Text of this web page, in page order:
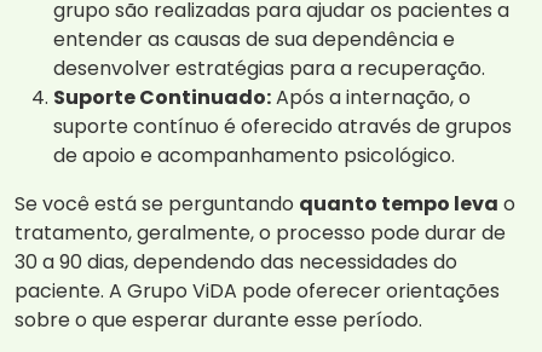
grupo são realizadas para ajudar os pacientes a
entender as causas de sua dependência e
desenvolver estratégias para a recuperação.
Suporte Continuado:Após a internação, o
suporte contínuo é oferecido através de grupos
de apoio e acompanhamento psicológico.
Se você está se perguntando quanto tempo leva o
tratamento, geralmente, o processo pode durar de
30 a 90 dias, dependendo das necessidades do
paciente. A Grupo ViDA pode oferecer orientações
sobre o que esperar durante esse período.